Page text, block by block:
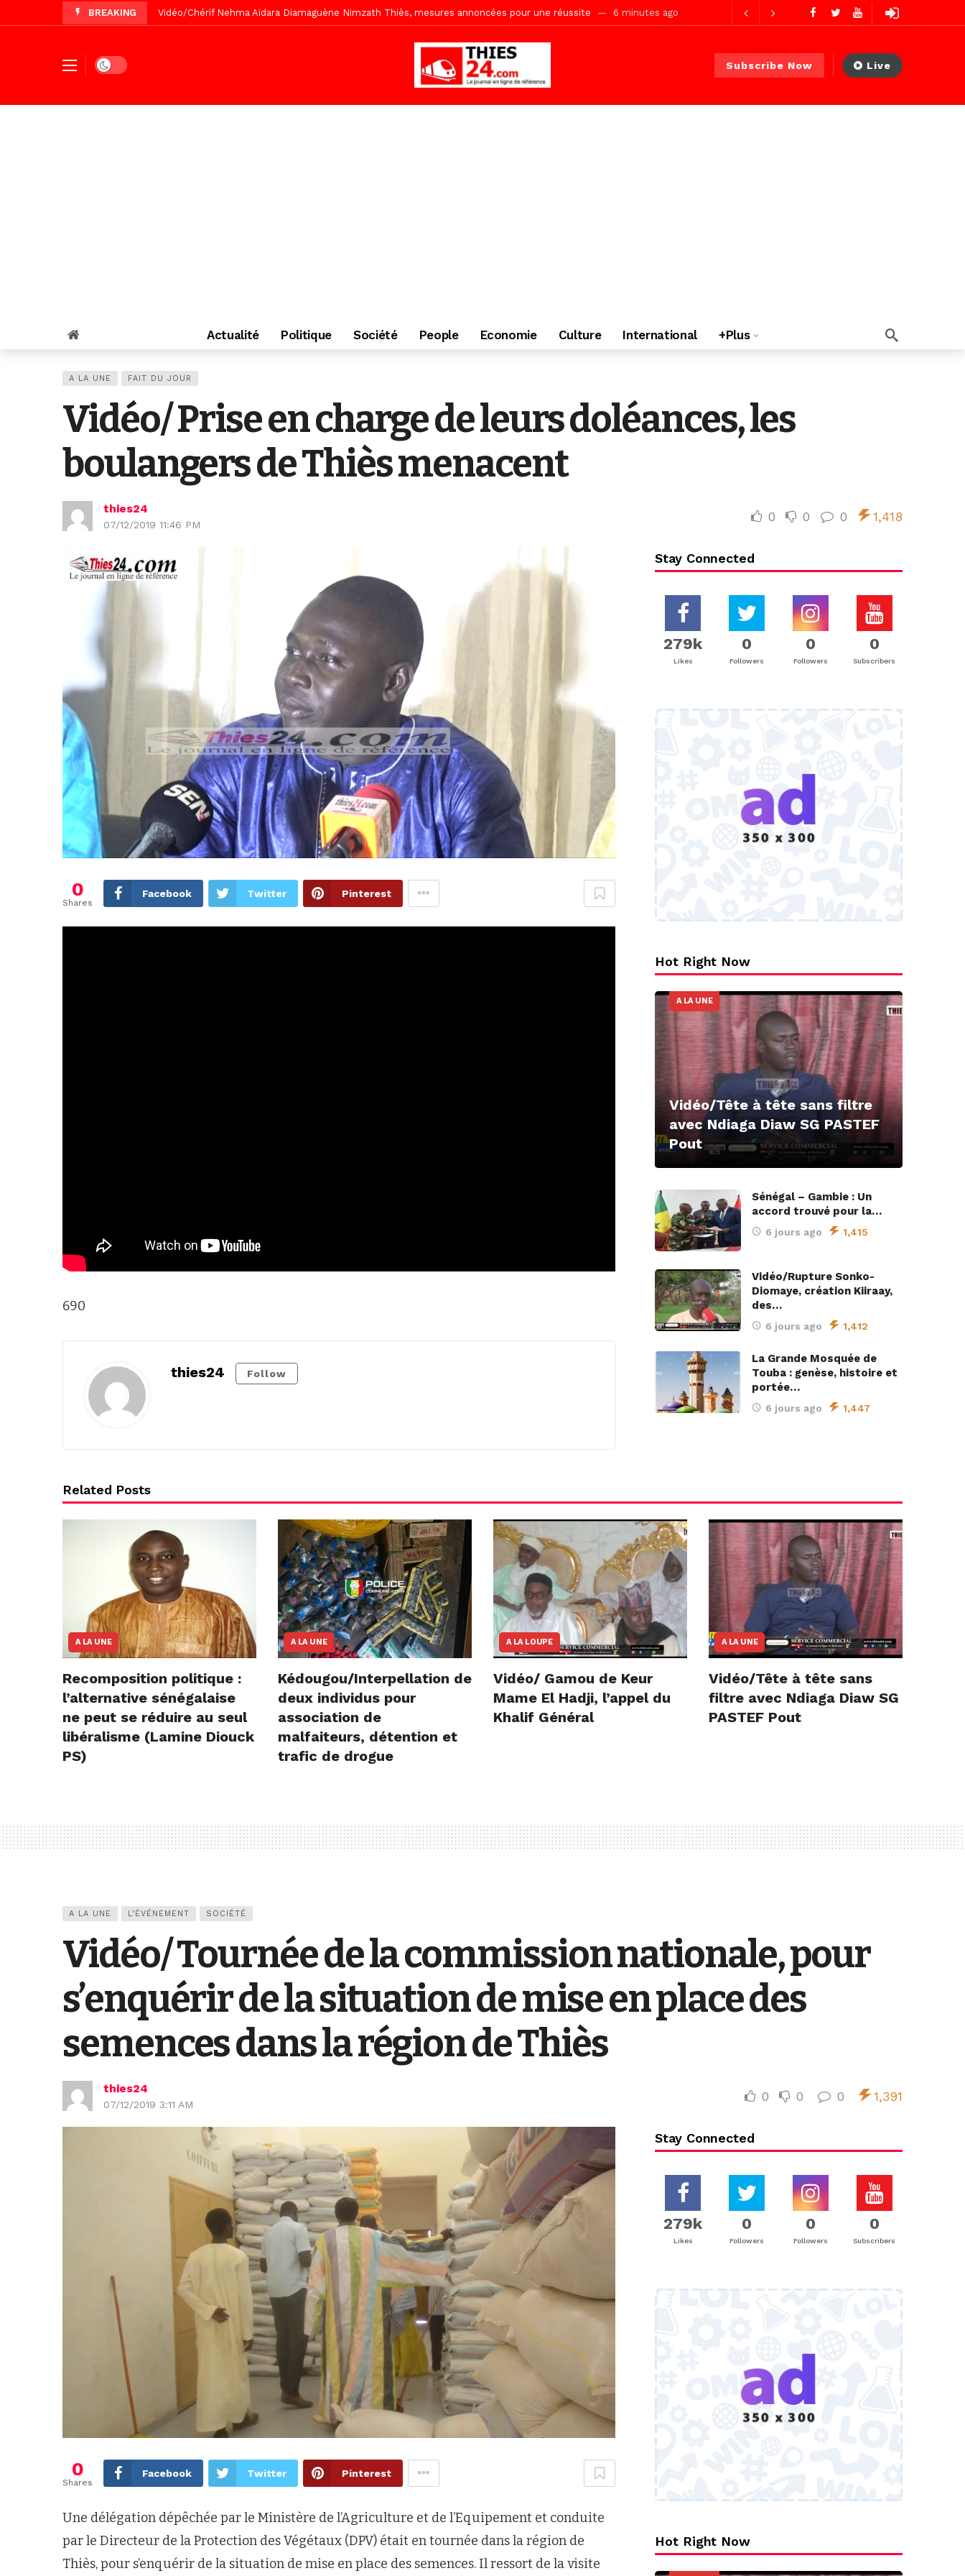
BREAKING Tivaouane/L’hôpital Seydi El Hadji Malick Sy reçoit ses premiers malades lundi 10 Août 16 heures ago
Vidéo/ Gamou de Keur Mame El Hadji, l’appel du Khalif Général 21 heures ago
Vidéo/ Préparation Gamou 2026, Keur Mame El Hadji décline ses priorités devant le Gouverneur
Vidéo/ Revue de presse du 5 Août 2026 avec Mouhamadou Boiro 2 jours ago
Dark mode Subscribe Now Live
Actualité Politique Société People Economie Culture International +Plus
A LA UNE FAIT DU JOUR
Vidéo/ Prise en charge de leurs doléances, les
boulangers de Thiès menacent
thies24
07/12/2019 11:46 PM
0 0 0 1,418
0
Shares
Facebook Twitter Pinterest
690
thies24 Follow
Stay Connected
279k
Likes
0
Followers
0
Followers
0
Subscribers
Hot Right Now
A LA UNE
Vidéo/Tête à tête sans filtre
avec Ndiaga Diaw SG PASTEF
Pout
Sénégal – Gambie : Un
accord trouvé pour la…
6 jours ago 1,415
Vidéo/Rupture Sonko-
Diomaye, création Kiiraay,
des…
6 jours ago 1,412
La Grande Mosquée de
Touba : genèse, histoire et
portée…
6 jours ago 1,447
Related Posts
A LA UNE
Recomposition politique :
l’alternative sénégalaise
ne peut se réduire au seul
libéralisme (Lamine Diouck
PS)
A LA UNE
Kédougou/Interpellation de
deux individus pour
association de
malfaiteurs, détention et
trafic de drogue
A LA LOUPE
Vidéo/ Gamou de Keur
Mame El Hadji, l’appel du
Khalif Général
A LA UNE
Vidéo/Tête à tête sans
filtre avec Ndiaga Diaw SG
PASTEF Pout
A LA UNE L'ÉVÉNEMENT SOCIÉTÉ
Vidéo/ Tournée de la commission nationale, pour
s’enquérir de la situation de mise en place des
semences dans la région de Thiès
thies24
07/12/2019 3:11 AM
0 0 0 1,391
0
Shares
Facebook Twitter Pinterest
Une délégation dépêchée par le Ministère de l’Agriculture et de l’Equipement et conduite
par le Directeur de la Protection des Végétaux (DPV) était en tournée dans la région de
Thiès, pour s’enquérir de la situation de mise en place des semences. Il ressort de la visite
Stay Connected
279k
Likes
0
Followers
0
Followers
0
Subscribers
Hot Right Now